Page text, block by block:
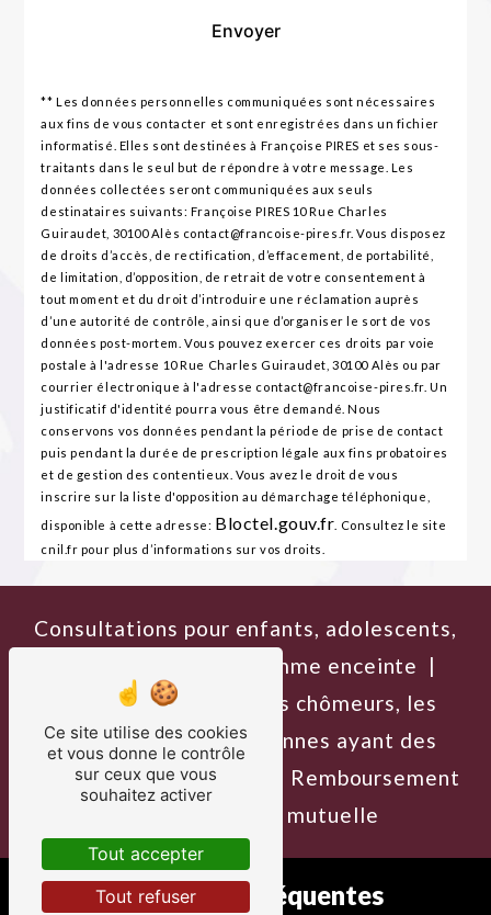
Envoyer
** Les données personnelles communiquées sont nécessaires
aux fins de vous contacter et sont enregistrées dans un fichier
informatisé. Elles sont destinées à Françoise PIRES et ses sous-
traitants dans le seul but de répondre à votre message. Les
données collectées seront communiquées aux seuls
destinataires suivants: Françoise PIRES 10 Rue Charles
Guiraudet, 30100 Alès contact@francoise-pires.fr. Vous disposez
de droits d’accès, de rectification, d’effacement, de portabilité,
de limitation, d’opposition, de retrait de votre consentement à
tout moment et du droit d’introduire une réclamation auprès
d’une autorité de contrôle, ainsi que d’organiser le sort de vos
données post-mortem. Vous pouvez exercer ces droits par voie
postale à l'adresse 10 Rue Charles Guiraudet, 30100 Alès ou par
courrier électronique à l'adresse contact@francoise-pires.fr. Un
justificatif d'identité pourra vous être demandé. Nous
conservons vos données pendant la période de prise de contact
puis pendant la durée de prescription légale aux fins probatoires
et de gestion des contentieux. Vous avez le droit de vous
inscrire sur la liste d'opposition au démarchage téléphonique,
disponible à cette adresse: Bloctel.gouv.fr . Consultez le site
cnil.fr pour plus d’informations sur vos droits.
Consultations pour enfants, adolescents,
adultes, seniors ou femme enceinte |
Tarifs adaptés pour les chômeurs, les
étudiants ou les personnes ayant des
difficultés financières | Remboursement
possible selon la mutuelle
Recherches fréquentes
Ce site utilise des cookies
et vous donne le contrôle
sur ceux que vous
souhaitez activer
Tout accepter
Tout refuser